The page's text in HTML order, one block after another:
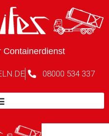
Containerdienst
08000 534 337